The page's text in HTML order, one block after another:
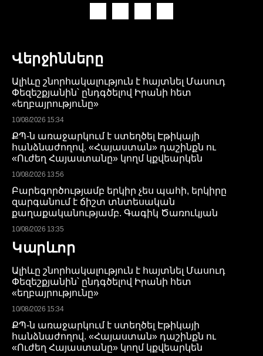
Վերջինները
Ալիևը շնորհակալություն է հայտնել Մասուդ
Փեզեշքյանին՝ ընդգծելով Իրանի հետ
«եղբայրությունը»
10/08/2026 15:34
ՔՊ-ն առաջարկում է ստեղծել Էթիկայի
հանձնաժողով. «Հայաստան» դաշինքն ու
«Ուժեղ Հայաստանը» կողմ կքվեարկեն
10/08/2026 13:56
Բարեգործությամբ երկիր չես պահի, երկիրը
զարգանում է ճիշտ տնտեսական
քաղաքականությամբ. Գագիկ Ծառուկյան
10/08/2026 13:35
Կարևոր
Ալիևը շնորհակալություն է հայտնել Մասուդ
Փեզեշքյանին՝ ընդգծելով Իրանի հետ
«եղբայրությունը»
10/08/2026 15:34
ՔՊ-ն առաջարկում է ստեղծել Էթիկայի
հանձնաժողով. «Հայաստան» դաշինքն ու
«Ուժեղ Հայաստանը» կողմ կքվեարկեն